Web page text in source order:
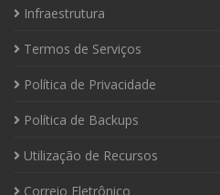
Infraestrutura
Termos de Serviços
Política de Privacidade
Política de Backups
Utilização de Recursos
Correio Eletrônico